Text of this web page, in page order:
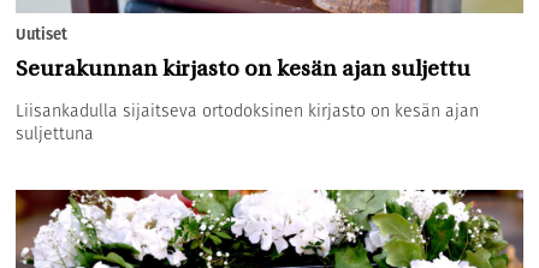
Uutiset
Seurakunnan kirjasto on kesän ajan suljettu
Liisankadulla sijaitseva ortodoksinen kirjasto on kesän ajan
suljettuna